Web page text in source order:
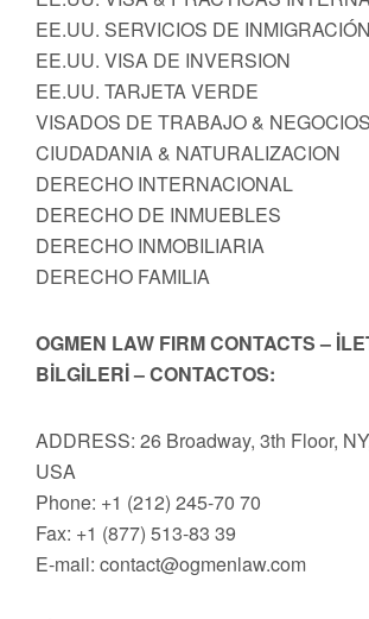
EE.UU. SERVICIOS DE INMIGRACIÓN
EE.UU. VISA DE INVERSION
EE.UU. TARJETA VERDE
VISADOS DE TRABAJO & NEGOCIOS
CIUDADANIA & NATURALIZACION
DERECHO INTERNACIONAL
DERECHO DE INMUEBLES
DERECHO INMOBILIARIA
DERECHO FAMILIA
OGMEN LAW FIRM CONTACTS –
BİLGİLERİ – CONTACTOS:
ADDRESS: 26 Broadway, 3th Floor,
USA
Phone: +1 (212) 245-70 70
Fax: +1 (877) 513-83 39
E-mail: contact@ogmenlaw.com